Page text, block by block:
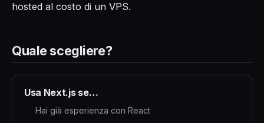
hosted al costo di un VPS.
Quale scegliere?
Usa Next.js se…
Hai già esperienza con React